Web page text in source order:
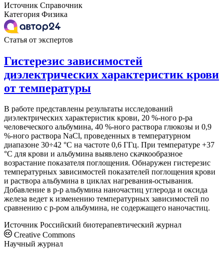
Источник Справочник
Категория Физика
Статья от экспертов
Гистерезис зависимостей
диэлектрических характеристик крови
от температуры
В работе представлены результаты исследований
диэлектрических характеристик крови, 20 %-ного р-ра
человеческого альбумина, 40 %-ного раствора глюкозы и 0,9
%-ного раствора NaCl, проведенных в температурном
диапазоне 30÷42 °С на частоте 0,6 ГГц. При температуре +37
°С для крови и альбумина выявлено скачкообразное
возрастание показателя поглощения. Обнаружен гистерезис
температурных зависимостей показателей поглощения крови
и раствора альбумина в циклах нагревания-остывания.
Добавление в р-р альбумина наночастиц углерода и оксида
железа ведет к изменению температурных зависимостей по
сравнению с р-ром альбумина, не содержащего наночастиц.
Источник Российский биотерапевтический журнал
Creative Commons
Научный журнал